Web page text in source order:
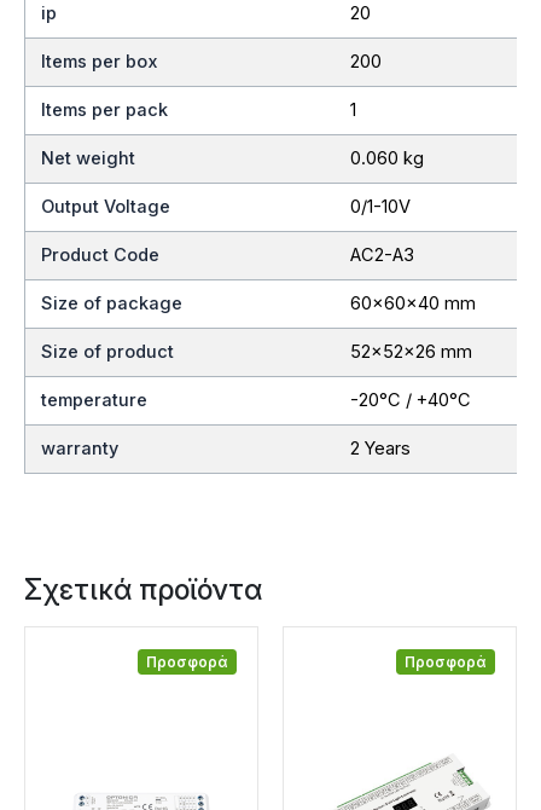
ip 20
Items per box 200
Items per pack 1
Net weight 0.060 kg
Output Voltage 0/1-10V
Product Code AC2-A3
Size of package 60x60x40 mm
Size of product 52x52x26 mm
temperature -20°C / +40°C
warranty 2 Years
Σχετικά προϊόντα
Προσφορά Προσφορά